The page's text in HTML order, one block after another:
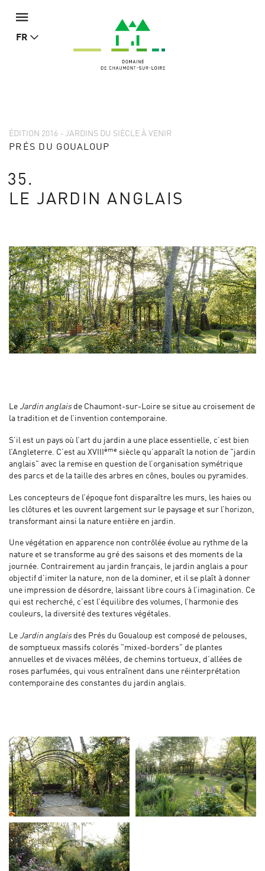
FR
ÉDITION 2016 - JARDINS DU SIÈCLE À VENIR
PRÉS DU GOUALOUP
35.
LE JARDIN ANGLAIS
Le Jardin anglaisde Chaumont-sur-Loire se situe au croisement de
la tradition et de l’invention contemporaine.
S’il est un pays où l’art du jardin a une place essentielle, c’est bien
l’Angleterre. C’est au XVIII
ème siècle qu’apparaît la notion de "jardin
anglais" avec la remise en question de l’organisation symétrique
des parcs et de la taille des arbres en cônes, boules ou pyramides.
Les concepteurs de l’époque font disparaître les murs, les haies ou
les clôtures et les ouvrent largement sur le paysage et sur l’horizon,
transformant ainsi la nature entière en jardin.
Une végétation en apparence non contrôlée évolue au rythme de la
nature et se transforme au gré des saisons et des moments de la
journée. Contrairement au jardin français, le jardin anglais a pour
objectif d’imiter la nature, non de la dominer, et il se plaît à donner
une impression de désordre, laissant libre cours à l’imagination. Ce
qui est recherché, c’est l’équilibre des volumes, l’harmonie des
couleurs, la diversité des textures végétales.
Le Jardin anglais des Prés du Goualoup est composé de pelouses,
de somptueux massifs colorés "mixed-borders" de plantes
annuelles et de vivaces mêlées, de chemins tortueux, d’allées de
roses parfumées, qui vous entraînent dans une réinterprétation
contemporaine des constantes du jardin anglais.